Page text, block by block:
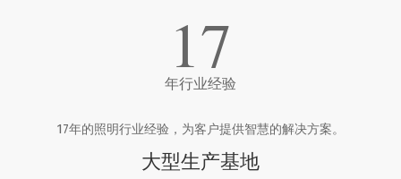
17
年行业经验
17年的照明行业经验，为客户提供智慧的解决方案。
大型生产基地